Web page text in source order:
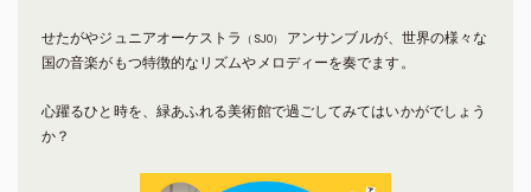
せたがやジュニアオーケストラ （SJO）
アンサンブルが、世界の様々な
国の音楽がもつ特徴的なリズムやメロディーを奏でます。
心躍るひと時を、緑あふれる美術館で過ごしてみてはいかがでしょう
か？